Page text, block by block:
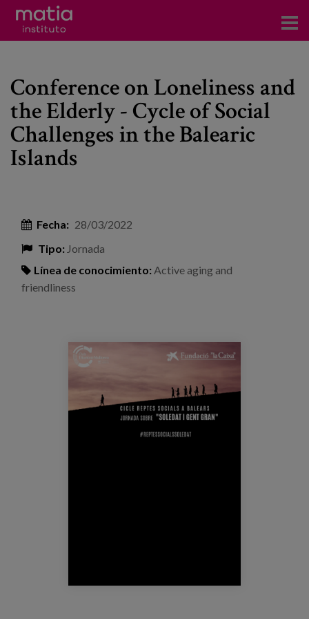
Investigación
Publicaciones
Participación en foros
Noticias
Conference on Loneliness and
the Elderly - Cycle of Social
Challenges in the Balearic
Islands
Fecha: 28/03/2022
Tipo: Jornada
Línea de conocimiento: Active aging and
friendliness